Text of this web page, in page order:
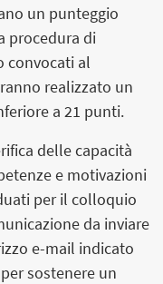
un punteggio
procedura di
convocati al
realizzato un
a 21 punti.
delle capacità
e motivazioni
per il colloquio
da inviare
e-mail indicato
sostenere un